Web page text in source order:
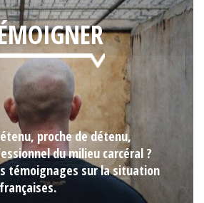
proche de détenu,
du milieu carcéral ?
témoignages sur la situation